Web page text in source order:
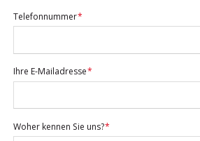
Pflichtfeld
Telefonnummer*
Pflichtfeld
Ihre E-Mailadresse*
Pflichtfeld
Woher kennen Sie uns?*